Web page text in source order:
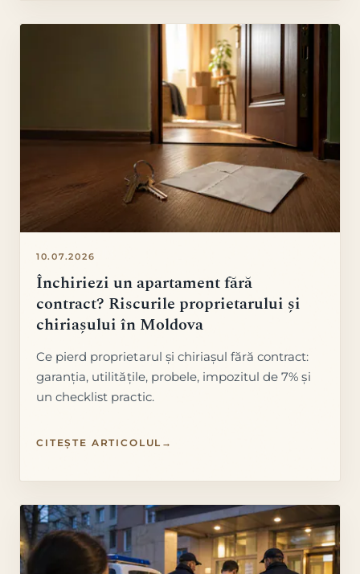
10.07.2026
Închiriezi un apartament fără
contract? Riscurile proprietarului și
chiriașului în Moldova
Ce pierd proprietarul și chiriașul fără contract:
garanția, utilitățile, probele, impozitul de 7% și
un checklist practic.
CITEȘTE ARTICOLUL →